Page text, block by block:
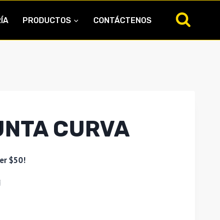
PRODUCTOS CONTÁCTENOS
CURVA
$50!